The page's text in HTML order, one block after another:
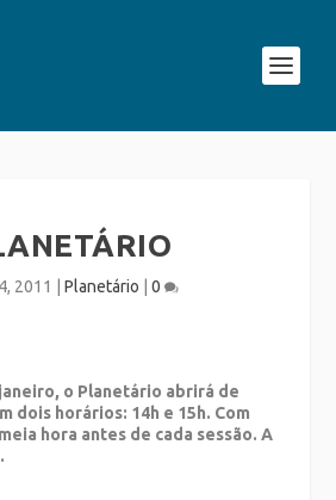
2011 Planetário 0
o Planetário abrirá de
dois horários: 14h e 15h. Com
hora antes de cada sessão. A